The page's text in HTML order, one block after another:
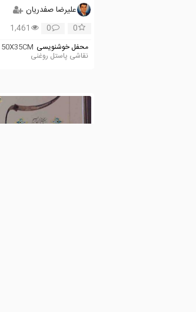
علیرضا صفدریان
0
0
1,461
محفل خوشنویسی 50X35CM
نقاشی پاستل روغنی